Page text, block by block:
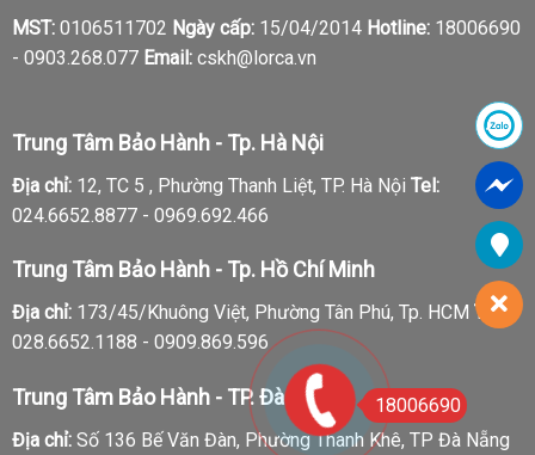
MST:0106511702 Ngày cấp:15/04/2014 Hotline:18006690
- 0903.268.077 Email:cskh@lorca.vn
Trung Tâm Bảo Hành - Tp. Hà Nội
Địa chỉ:12, TC 5 , Phường Thanh Liệt, TP. Hà Nội Tel:
024.6652.8877 - 0969.692.466
Trung Tâm Bảo Hành - Tp. Hồ Chí Minh
Địa chỉ:173/45/Khuông Việt, Phường Tân Phú, Tp. HCM Tel:
028.6652.1188 - 0909.869.596
Trung Tâm Bảo Hành - TP. Đà Nẵng
Địa chỉ:Số 136 Bế Văn Đàn, Phường Thanh Khê, TP Đà Nẵng
18006690